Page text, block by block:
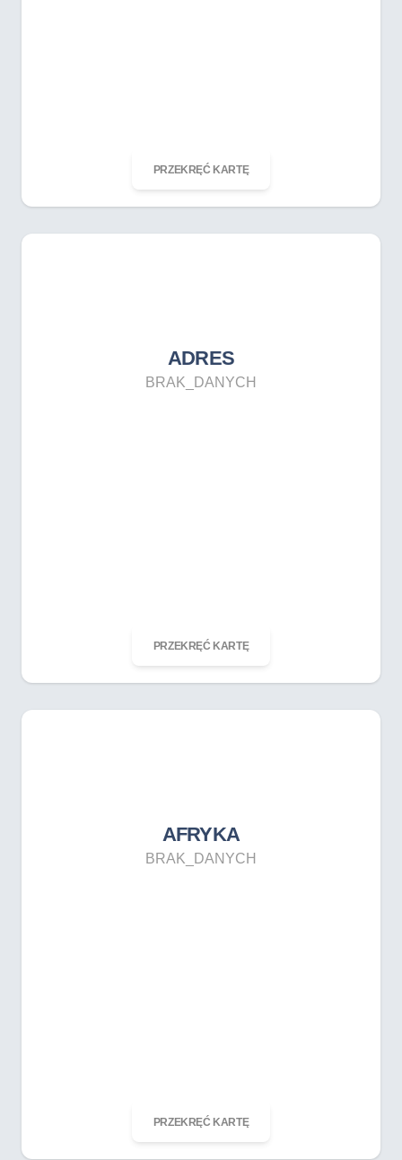
PRZEKRĘĆ KARTĘ
ODKRĘĆ KARTĘ
ADRES
BRAK_DANYCH
PRZEKRĘĆ KARTĘ
ODKRĘĆ KARTĘ
AFRYKA
BRAK_DANYCH
PRZEKRĘĆ KARTĘ
ODKRĘĆ KARTĘ